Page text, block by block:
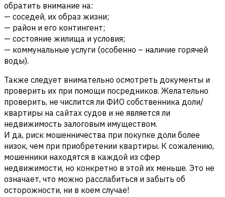
обратить внимание на:
— соседей, их образ жизни;
— район и его контингент;
— состояние жилища и условия;
— коммунальные услуги (особенно – наличие горячей
воды).
Также следует внимательно осмотреть документы и
проверить их при помощи посредников. Желательно
проверить, не числится ли ФИО собственника доли/
квартиры на сайтах судов и не является ли
недвижимость залоговым имуществом.
И да, риск мошенничества при покупке доли более
низок, чем при приобретении квартиры. К сожалению,
мошенники находятся в каждой из сфер
недвижимости, но конкретно в этой их меньше. Это не
означает, что можно расслабиться и забыть об
осторожности, ни в коем случае!